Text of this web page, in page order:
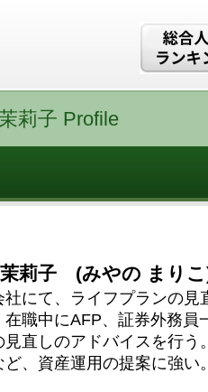
莉子 Profile
莉子 (みやの まり
社にて、ライフプランの見
在職中にAFP、証券外務員
見直しのアドバイスを行
、資産運用の提案に強い。